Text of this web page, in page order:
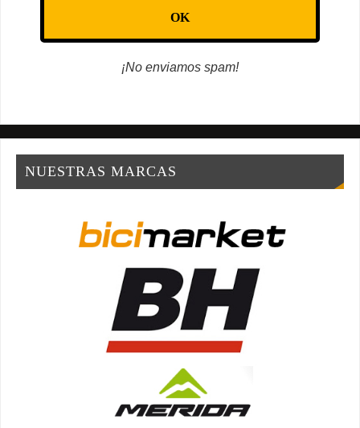
¡No enviamos spam!
NUESTRAS MARCAS